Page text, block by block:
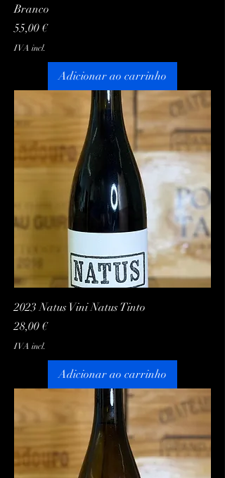
Branco
Preço
55,00 €
IVA incl.
Adicionar ao carrinho
2023 Natus Vini Natus Tinto
Preço
28,00 €
IVA incl.
Adicionar ao carrinho